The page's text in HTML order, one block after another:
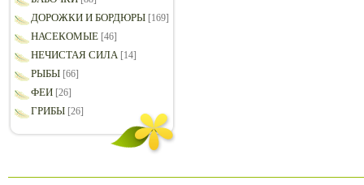
ДОРОЖКИ И БОРДЮРЫ [169]
НАСЕКОМЫЕ [46]
НЕЧИСТАЯ СИЛА [14]
РЫБЫ [66]
ФЕИ [26]
ГРИБЫ [26]